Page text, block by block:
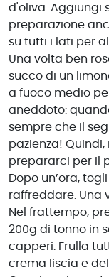
d'oliva. Aggiungi
preparazione
su tutti i lati per
Una volta ben
succo di un
a fuoco medio
aneddoto:
sempre che il
pazienza!
prepararci per il
Dopo un’ora,
raffreddare. Una
Nel frattempo,
200g di tonno in
capperi. Frulla
crema liscia e